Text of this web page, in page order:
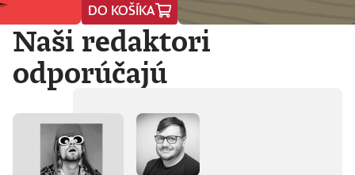
DO KOŠÍKA
Naši redaktori
odporúčajú